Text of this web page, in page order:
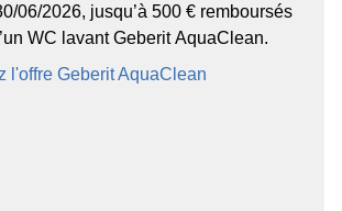
06/2026, jusqu’à 500 € remboursés
WC lavant Geberit AquaClean.
l'offre Geberit AquaClean